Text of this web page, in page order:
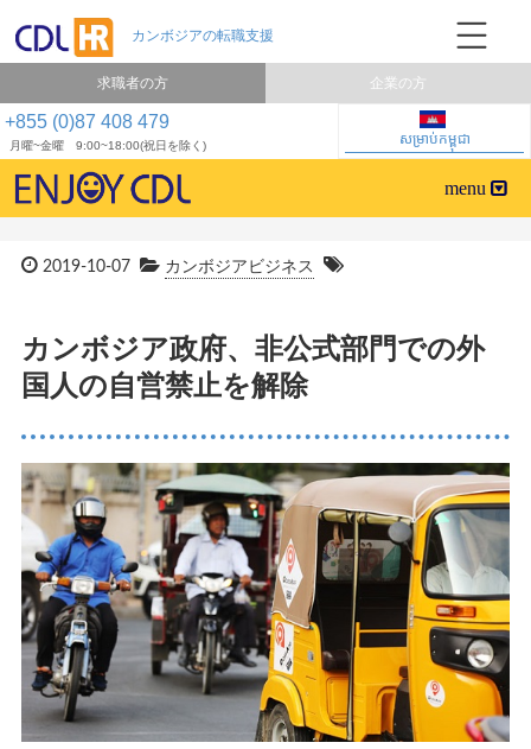
+855 (0)87 408 479
月曜~金曜 9:00~18:00(祝日を除く) សម្រាប់កម្ពុជា
求職者の方 企業の方
2019-10-07 カンボジアビジネス
カンボジア政府、非公式部門での外
国人の自営禁止を解除